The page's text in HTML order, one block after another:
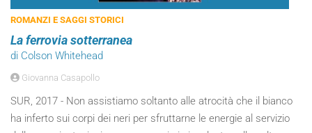
ROMANZI E SAGGI STORICI
La ferrovia sotterranea
di Colson Whitehead
Giovanna Casapollo
SUR, 2017 - Non assistiamo soltanto alle atrocità che il bianco
ha inferto sui corpi dei neri per sfruttarne le energie al servizio